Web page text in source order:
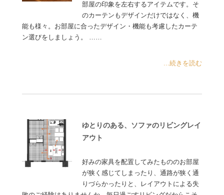
部屋の印象を左右するアイテムです。そ
のカーテンもデザインだけではなく、機
能も様々。お部屋に合ったデザイン・機能も考慮したカーテ
ン選びをしましょう。 ……
...続きを読む
ゆとりのある、ソファのリビングレイ
アウト
好みの家具を配置してみたもののお部屋
が狭く感じてしまったり、通路が狭く通
りづらかったりと、レイアウトによる失